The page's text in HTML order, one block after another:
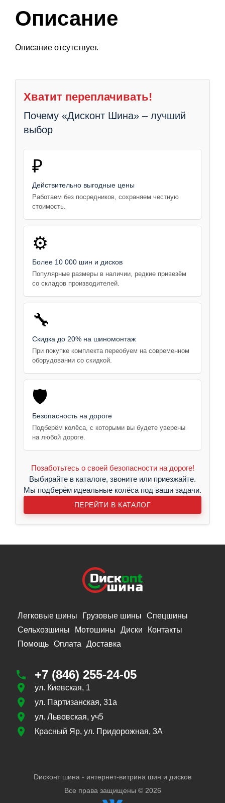
Описание
Описание отсутствует.
Хватит переплачивать!
Почему «Дисконт Шина» – лучший
выбор
₽
Действительно выгодные цены
Работаем без посредников, сохраняем честную
стоимость.
⚙️
Более 10 000 шин и дисков
Популярные размеры в наличии, редкие привезём
со складов производителей.
🔧
Скидка до 20% на шиномонтаж
При покупке комплекта переобуем на современном
оборудовании со скидкой.
🛡️
Безопасность на дороге
Подберём колёса, с которыми вы будете уверены
на любой дороге.
Позаботьтесь о своей безопасности на дороге!
Выбирайте в каталоге, звоните или приезжайте.
Мы подберём идеальные колёса под ваши задачи.
ПЕРЕЙТИ В КАТАЛОГ
Легковые шины Грузовые шины
Спецшины
Сельхозшины
Мотошины Диски
Контакты
Помощь Оплата Доставка
+7 (846) 255-24-05
ул. Киевская, 1
ул. Партизанская, 31а
ул. Львовская, уч5
Красный Яр, ул. Придорожная, 3А
Dисконт шина - интернет-витрина шин и дисков
Все права защищены © 2026